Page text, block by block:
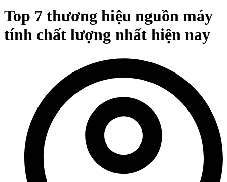
Top 7 thương hiệu nguồn máy
tính chất lượng nhất hiện nay